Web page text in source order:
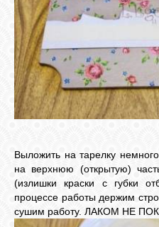
Выложить на тарелку
на верхнюю (открытую)
(излишки краски с губки
процессе работы держим
сушим работу. ЛАКОМ НЕ